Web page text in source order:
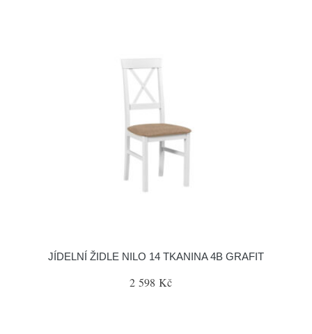
JÍDELNÍ ŽIDLE NILO 14 TKANINA 4B GRAFIT
2 598 Kč